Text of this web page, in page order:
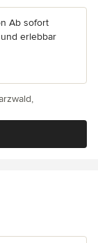
Ab sofort
erlebbar